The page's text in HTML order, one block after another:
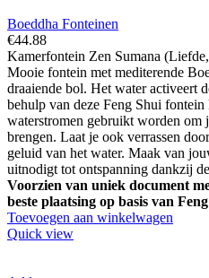
Boeddha Fonteinen
€44.88
Kamerfontein Zen Sumana
Mooie fontein met mediterende
draaiende bol. Het water activeert
behulp van deze Feng Shui
waterstromen gebruikt worden om
brengen. Laat je ook verrassen
geluid van het water. Maak van
uitnodigt tot ontspanning dankzij
Voorzien van uniek document
beste plaatsing op basis van
Toevoegen aan winkelwagen
Quick view